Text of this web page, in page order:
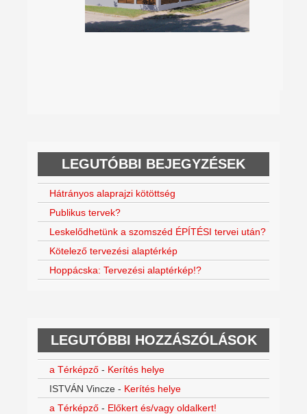
LEGUTÓBBI BEJEGYZÉSEK
Hátrányos alaprajzi kötöttség
Publikus tervek?
Leskelődhetünk a szomszéd ÉPÍTÉSI tervei után?
Kötelező tervezési alaptérkép
Hoppácska: Tervezési alaptérkép!?
LEGUTÓBBI HOZZÁSZÓLÁSOK
a Térképző - Kerítés helye
ISTVÁN Vincze - Kerítés helye
a Térképző - Előkert és/vagy oldalkert!